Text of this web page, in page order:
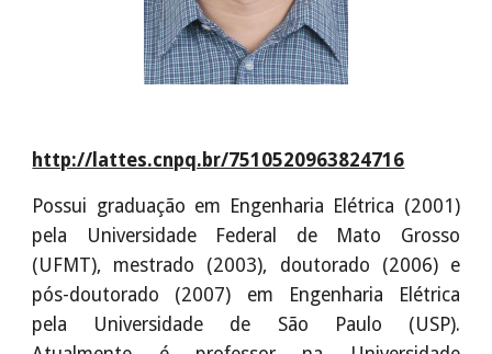
http://lattes.cnpq.br/7510520963824716
Possui graduação em Engenharia Elétrica (2001)
pela Universidade Federal de Mato Grosso
(UFMT), mestrado (2003), doutorado (2006) e
pós-doutorado (2007) em Engenharia Elétrica
pela Universidade de São Paulo (USP).